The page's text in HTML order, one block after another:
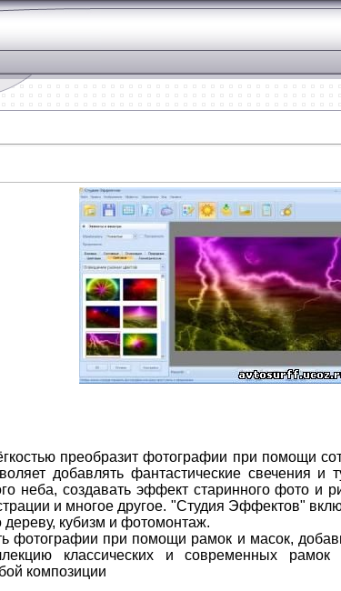
преобразит фотографии при помощи
добавлять фантастические свечения и
неба, создавать эффект старинного фото и
и многое другое. "Студия Эффектов"
кубизм и фотомонтаж.
фотографии при помощи рамок и масок,
классических и современных
композиции